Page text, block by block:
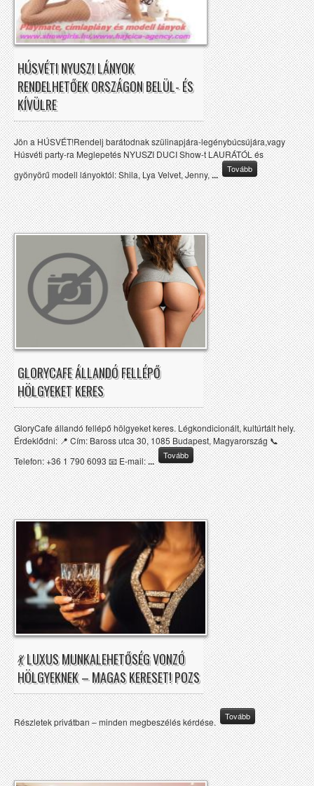
HÚSVÉTI NYUSZI LÁNYOK
RENDELHETŐEK ORSZÁGON BELÜL- ÉS
KÍVÜLRE
Jön a HÚSVÉT!Rendelj barátodnak szülinapjára-legénybúcsújára,vagy
Húsvéti party-ra Meglepetés NYUSZI DUCI Show-t LAURÁTÓL és
gyönyörű modell lányoktól: Shila, Lya Velvet, Jenny,... Tovább
GLORYCAFE ÁLLANDÓ FELLÉPŐ
HÖLGYEKET KERES
GloryCafe állandó fellépő hölgyeket keres. Légkondicionált, kultúrtált hely.
Érdeklődni: 📍 Cím: Baross utca 30, 1085 Budapest, Magyarország 📞
Telefon: +36 1 790 6093 📧 E-mail:... Tovább
💃 LUXUS MUNKALEHETŐSÉG VONZÓ
HÖLGYEKNEK – MAGAS KERESET! POZS
Részletek privátban – minden megbeszélés kérdése. Tovább